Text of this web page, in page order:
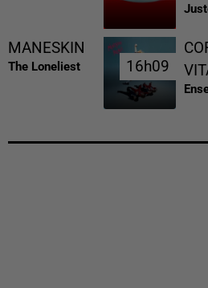
MANESKIN
The Loneliest 16h09
16h09